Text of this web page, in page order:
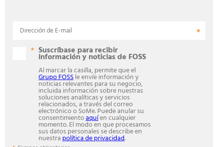
Dirección de E-mail
Suscríbase para recibir
información y noticias de FOSS
Al marcar la casilla, permite que el
Grupo FOSSle envíe información y
noticias relevantes para su negocio,
incluida información sobre nuestras
soluciones analíticas y servicios
relacionados, a través del correo
electrónico o SoMe. Puede anular su
consentimientoaquíen cualquier
momento. El modo en que procesamos
sus datos personales se describe en
nuestra política de privacidad.